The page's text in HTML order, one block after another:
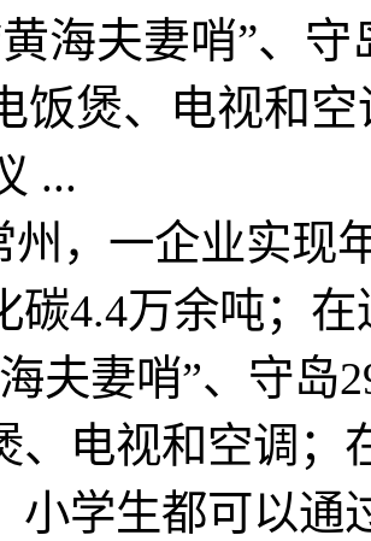
海夫妻哨”、
饭煲、电视和
...
一企业实现年
碳4.4万余吨；
海夫妻哨”、守
、电视和空调；
小学生都可以通